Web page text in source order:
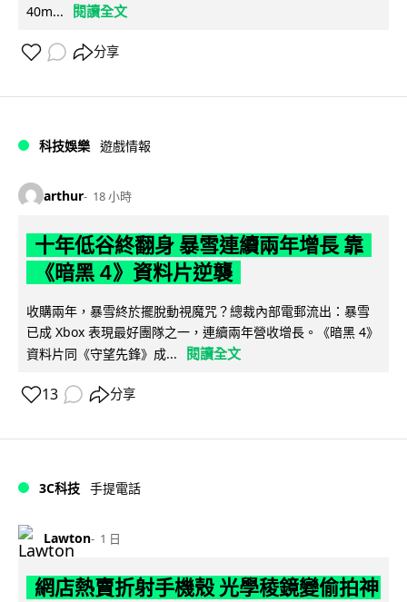
40m...
閱讀全文
分享
科技娛樂 遊戲情報
arthur 18 小時
十年低谷終翻身 暴雪連續兩年增長 靠
《暗黑 4》資料片逆襲
收購兩年，暴雪終於擺脫動視魔咒？總裁內部電郵流出：暴雪
已成 Xbox 表現最好團隊之一，連續兩年營收增長。《暗黑 4》
資料片同《守望先鋒》成...
閱讀全文
13 分享
3C科技 手提電話
Lawton 1 日
網店熱賣折射手機殼 光學稜鏡變偷拍神